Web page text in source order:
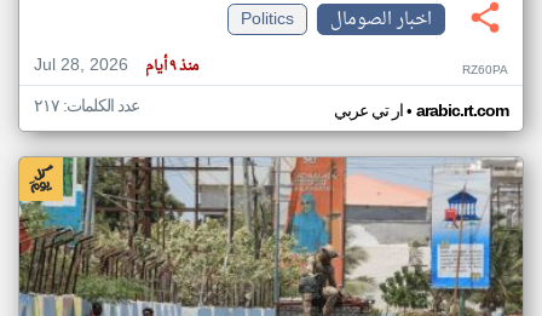
اخبار الصومال
Politics
Jul 28, 2026
منذ ٩ أيام RZ60PA
ار تي عربي• arabic.rt.com عدد الكلمات: ٢١٧